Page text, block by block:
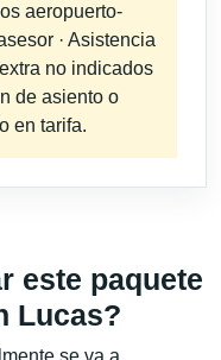
aeropuerto-
· Asistencia
no indicados
de asiento o
en tarifa.
este paquete
Lucas?
se va a